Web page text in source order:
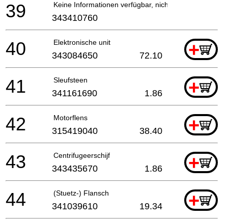
Keine Informationen verfügbar, nicht bestellbar
39 343410760
Elektronische unit +
40 343084650 72.10
Sleufsteen +
41 341161690 1.86
Motorflens +
42 315419040 38.40
Centrifugeerschijf +
43 343435670 1.86
(Stuetz-) Flansch +
44 341039610 19.34